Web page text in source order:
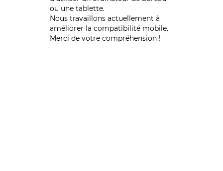
ou une tablette.
Nous travaillons actuellement à
améliorer la compatibilité mobile.
Merci de votre compréhension !